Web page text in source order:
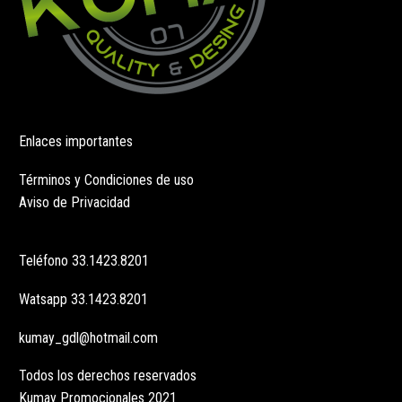
Enlaces importantes
Términos y Condiciones de uso
Aviso de Privacidad
Teléfono 33.1423.8201
Watsapp 33.1423.8201
kumay_gdl@hotmail.com
Todos los derechos reservados
Kumay Promocionales 2021